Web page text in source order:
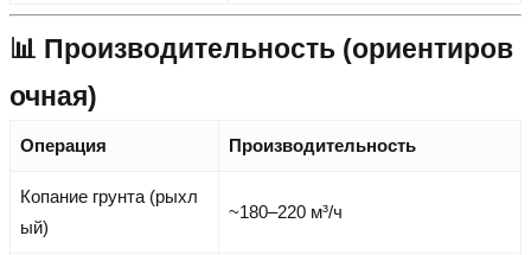
📊 Производительность (ориентиров
очная)
Операция Производительность
Копание грунта (рыхл
ый)
~180–220 м³/ч